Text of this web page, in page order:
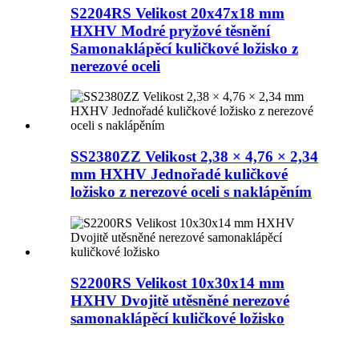
S2204RS Velikost 20x47x18 mm
HXHV Modré pryžové těsnění
Samonaklápěcí kuličkové ložisko z
nerezové oceli
SS2380ZZ Velikost 2,38 × 4,76 × 2,34
mm HXHV Jednořadé kuličkové
ložisko z nerezové oceli s naklápěním
S2200RS Velikost 10x30x14 mm
HXHV Dvojitě utěsněné nerezové
samonaklápěcí kuličkové ložisko